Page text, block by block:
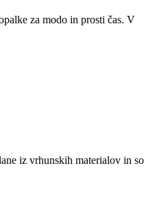
za modo in prosti čas. V
iz vrhunskih materialov in so